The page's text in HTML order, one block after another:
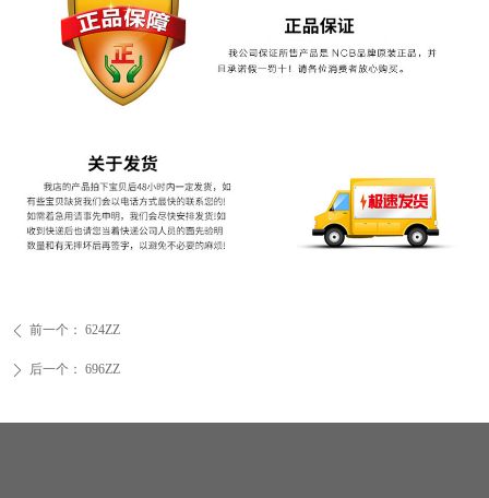
ꄴ 前一个： 624ZZ
ꄲ 后一个： 696ZZ